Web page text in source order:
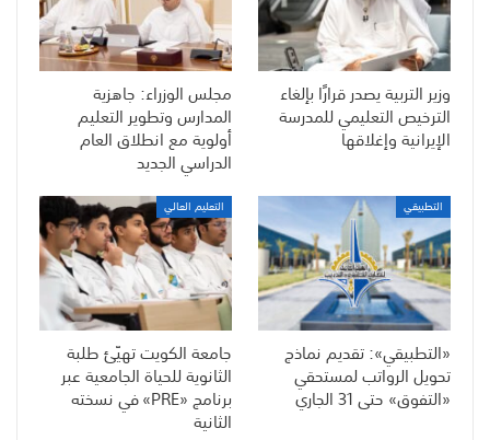
وزير التربية يصدر قرارًا بإلغاء
الترخيص التعليمي للمدرسة
الإيرانية وإغلاقها
مجلس الوزراء: جاهزية
المدارس وتطوير التعليم
أولوية مع انطلاق العام
الدراسي الجديد
التطبيقي
«التطبيقي»: تقديم نماذج
تحويل الرواتب لمستحقي
«التفوق» حتى 31 الجاري
التعليم العالي
جامعة الكويت تهيّئ طلبة
الثانوية للحياة الجامعية عبر
برنامج «PRE» في نسخته
الثانية